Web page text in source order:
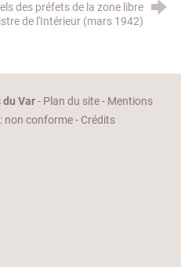
des préfets de la zone libre
de l'Intérieur (mars 1942)
Var- Plan du site- Mentions
non conforme- Crédits